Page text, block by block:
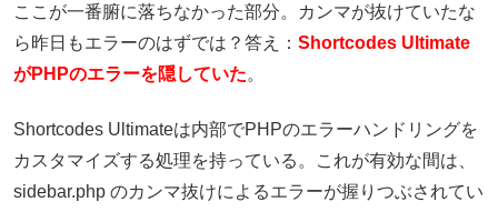
ここが一番腑に落ちなかった部分。カンマが抜けていたな
ら昨日もエラーのはずでは？答え： Shortcodes Ultimate
がPHPのエラーを隠していた。
Shortcodes Ultimateは内部でPHPのエラーハンドリングを
カスタマイズする処理を持っている。これが有効な間は、
sidebar.php のカンマ抜けによるエラーが握りつぶされてい